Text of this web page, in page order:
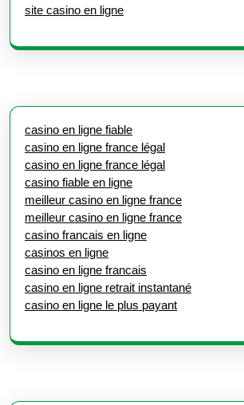
site casino en ligne
casino en ligne fiable
casino en ligne france légal
casino en ligne france légal
casino fiable en ligne
meilleur casino en ligne france
meilleur casino en ligne france
casino francais en ligne
casinos en ligne
casino en ligne francais
casino en ligne retrait instantané
casino en ligne le plus payant